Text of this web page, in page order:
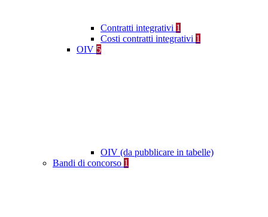
Contratti integrativi 1
Costi contratti integrativi 1
OIV 5
OIV (da pubblicare in tabelle)
Bandi di concorso 1